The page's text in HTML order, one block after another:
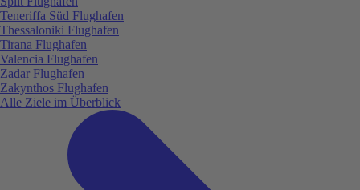
Teneriffa Süd Flughafen
Thessaloniki Flughafen
Tirana Flughafen
Valencia Flughafen
Zadar Flughafen
Zakynthos Flughafen
Alle Ziele im Überblick